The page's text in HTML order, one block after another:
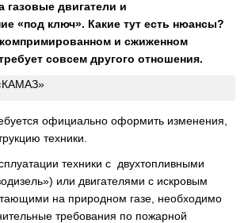
газовые двигатели и
«под ключ». Какие тут есть нюансы?
компримированном и сжиженном
совсем другого отношения.
официально оформить изменения,
техники.
техники с двухтопливными
или двигателями с искровым
на природном газе, необходимо
требования по пожарной